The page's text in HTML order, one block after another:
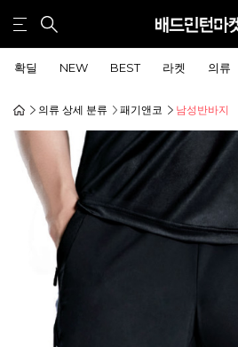
확딜 NEW BEST 라켓 의류
의류 상세 분류 패기앤코 남성반바지